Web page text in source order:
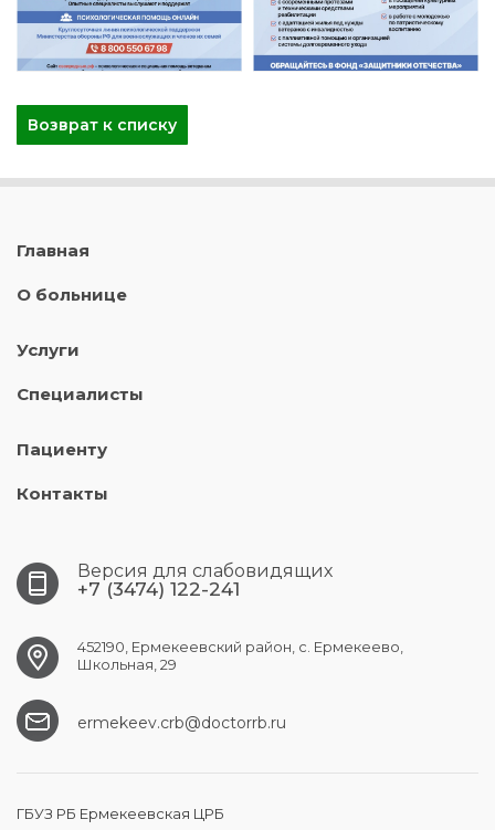
Возврат к списку
Главная
О больнице
Услуги
Специалисты
Пациенту
Контакты
Версия для слабовидящих
+7 (3474) 122-241
452190, Ермекеевский район, с. Ермекеево,
Школьная, 29
ermekeev.crb@doctorrb.ru
ГБУЗ РБ Ермекеевская ЦРБ